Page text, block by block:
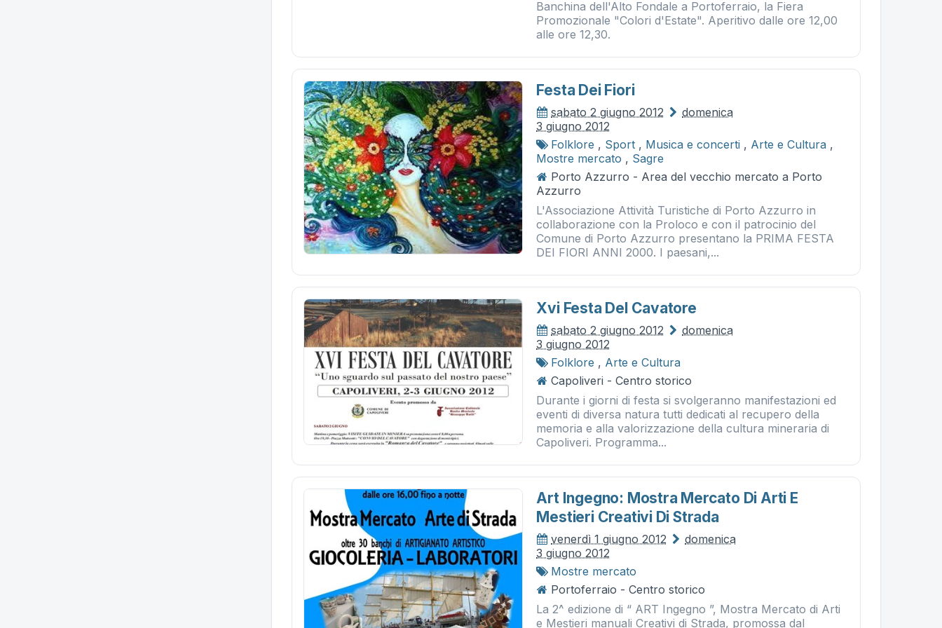
Banchina dell'Alto Fondale a Portoferraio, la Fiera
Promozionale "Colori d'Estate". Aperitivo dalle ore 12,00
alle ore 12,30.
Festa Dei Fiori
sabato 2 giugno 2012
domenica
3 giugno 2012
Folklore , Sport , Musica e concerti , Arte e Cultura ,
Mostre mercato , Sagre
Porto Azzurro - Area del vecchio mercato a Porto
Azzurro
L'Associazione Attività Turistiche di Porto Azzurro in
collaborazione con la Proloco e con il patrocinio del
Comune di Porto Azzurro presentano la PRIMA FESTA
DEI FIORI ANNI 2000. I paesani,...
Xvi Festa Del Cavatore
sabato 2 giugno 2012
domenica
3 giugno 2012
Folklore , Arte e Cultura
Capoliveri - Centro storico
Durante i giorni di festa si svolgeranno manifestazioni ed
eventi di diversa natura tutti dedicati al recupero della
memoria e alla valorizzazione della cultura mineraria di
Capoliveri. Programma...
Art Ingegno: Mostra Mercato Di Arti E
Mestieri Creativi Di Strada
venerdì 1 giugno 2012
domenica
3 giugno 2012
Mostre mercato
Portoferraio - Centro storico
La 2^ edizione di “ ART Ingegno ”, Mostra Mercato di Arti
e Mestieri manuali Creativi di Strada, promossa dal